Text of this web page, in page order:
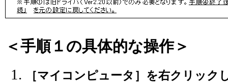
＜手順１の具体的な操作＞
［マイコンピュータ］を右クリック